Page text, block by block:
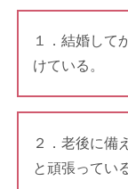
１．結婚して
けている。
２．老後に備
と頑張ってい